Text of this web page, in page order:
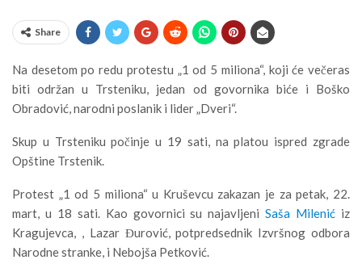
Share
Na desetom po redu protestu „1 od 5 miliona“, koji će večeras
biti održan u Trsteniku, jedan od govornika biće i Boško
Obradović, narodni poslanik i lider „Dveri“.
Skup u Trsteniku počinje u 19 sati, na platou ispred zgrade
Opštine Trstenik.
Protest „1 od 5 miliona“ u Kruševcu zakazan je za petak, 22.
mart, u 18 sati. Kao govornici su najavljeniSaša Milenić iz
Kragujevca, , Lazar Đurović, potpredsednik Izvršnog odbora
Narodne stranke, i Nebojša Petković.